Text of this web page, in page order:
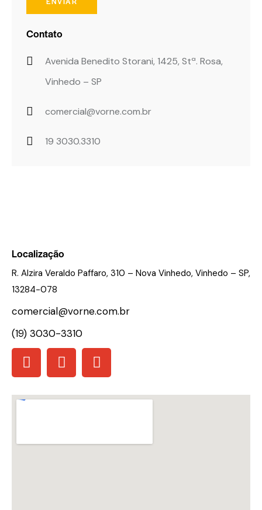
Contato
Avenida Benedito Storani, 1425, Stª. Rosa,
Vinhedo – SP
comercial@vorne.com.br
19 3030.3310
Localização
R. Alzira Veraldo Paffaro, 310 – Nova Vinhedo, Vinhedo – SP,
13284-078
comercial@vorne.com.br
(19) 3030-3310